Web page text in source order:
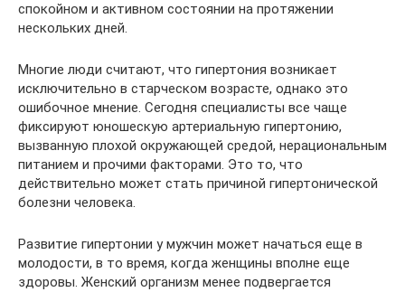
спокойном и активном состоянии на протяжении
нескольких дней.
Многие люди считают, что гипертония возникает
исключительно в старческом возрасте, однако это
ошибочное мнение. Сегодня специалисты все чаще
фиксируют юношескую артериальную гипертонию,
вызванную плохой окружающей средой, нерациональным
питанием и прочими факторами. Это то, что
действительно может стать причиной гипертонической
болезни человека.
Развитие гипертонии у мужчин может начаться еще в
молодости, в то время, когда женщины вполне еще
здоровы. Женский организм менее подвергается